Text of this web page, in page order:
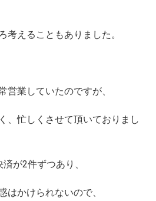
考えることもありました。
営業していたのですが、
、忙しくさせて頂いておりまし
が2件ずつあり、
はかけられないので、